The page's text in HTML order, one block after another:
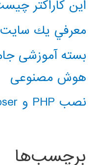
این کاراکتر چیست؟
معرفي يك سايت
بسته آموزشی
هوش مصنوعی
نصب PHP و composer در ویندوز 10
برچسب‌ها